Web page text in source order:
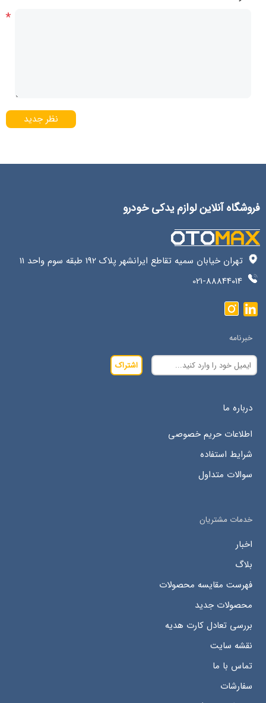
*
نظر جدید
فروشگاه آنلاین لوازم یدکی خودرو
تهران خیابان سمیه تقاطع ایرانشهر پلاک 192 طبقه سوم واحد 11
021-88844014
خبرنامه
اشتراک
درباره ما
اطلاعات حریم خصوصی
شرایط استفاده
سوالات متداول
خدمات مشتریان
اخبار
بلاگ
فهرست مقایسه محصولات
محصولات جدید
بررسی تعادل کارت هدیه
نقشه سایت
تماس با ما
سفارشات